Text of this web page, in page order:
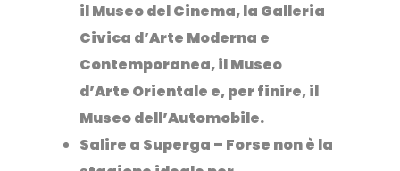
ilMuseo del Cinema, la Galleria
Civica d’Arte Moderna e
Contemporanea, ilMuseo
d’Arte Orientale e, per finire, il
Museo dell’Automobile.
Salire a Superga – Forse non è la